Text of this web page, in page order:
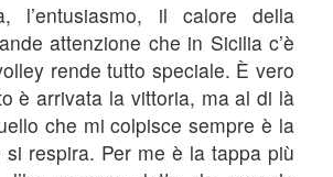
l’entusiasmo, il calore della
attenzione che in Sicilia c’è
rende tutto speciale. È vero
è arrivata la vittoria, ma al di là
che mi colpisce sempre è la
si respira. Per me è la tappa più